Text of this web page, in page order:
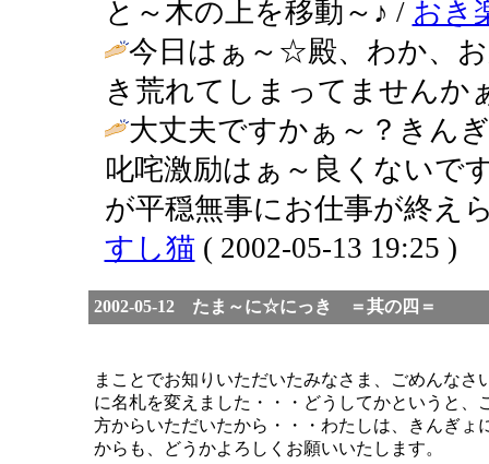
と～木の上を移動～♪ / おき
今日はぁ～☆殿、わか、
き荒れてしまってませんか
大丈夫ですかぁ～？きん
叱咤激励はぁ～良くないで
が平穏無事にお仕事が終え
すし猫 ( 2002-05-13 19:25 )
2002-05-12 たま～に☆にっき ＝其の四＝
まことでお知りいただいたみなさま、ごめんなさ
に名札を変えました・・・どうしてかというと、
方からいただいたから・・・わたしは、きんぎょ
からも、どうかよろしくお願いいたします。